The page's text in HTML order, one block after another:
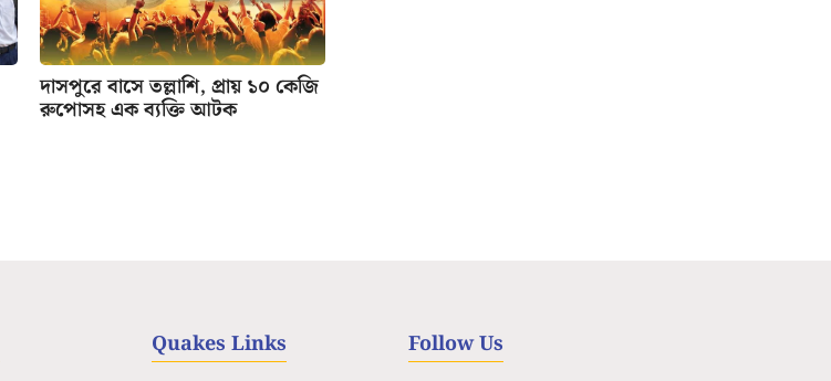
দাসপুরে বাসে তল্লাশি, প্রায় ১০ কেজি
রুপোসহ এক ব্যক্তি আটক
Quakes Links Follow Us